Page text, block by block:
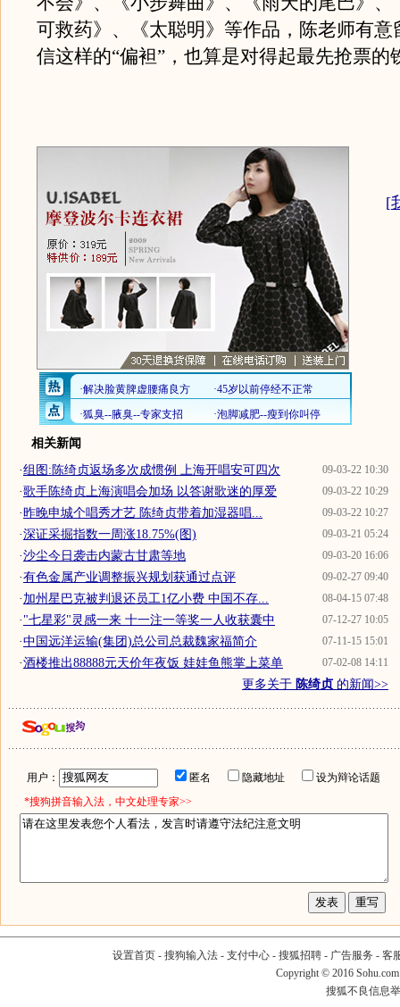
可救药》、《太聪明》等作品，陈老师有意
信这样的“偏袒”，也算是对得起最先抢票的
[
相关新闻
09-03-22 10:30
·组图:陈绮贞返场多次成惯例 上海开唱安可四次
09-03-22 10:29
·歌手陈绮贞上海演唱会加场 以答谢歌迷的厚爱
09-03-22 10:27
·昨晚申城个唱秀才艺 陈绮贞带着加湿器唱...
09-03-21 05:24
·深证采掘指数一周涨18.75%(图)
09-03-20 16:06
·沙尘今日袭击内蒙古甘肃等地
09-02-27 09:40
·有色金属产业调整振兴规划获通过点评
08-04-15 07:48
·加州星巴克被判退还员工1亿小费 中国不存...
07-12-27 10:05
·"七星彩"灵感一来 十一注一等奖一人收获囊中
07-11-15 15:01
·中国远洋运输(集团)总公司总裁魏家福简介
07-02-08 14:11
·酒楼推出88888元天价年夜饭 娃娃鱼熊掌上菜单
更多关于 陈绮贞 的新闻>>
用户： 匿名 隐藏地址
设为辩论话题
*搜狗拼音输入法，中文处理专家>>
设置首页- 搜狗输入法- 支付中心- 搜狐招聘- 广告服务 - 客
Copyright © 2016
搜狐不良信息